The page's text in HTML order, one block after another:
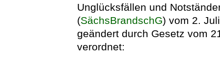
Unglücksfällen und
(SächsBrandschG) vom 2.
geändert durch Gesetz vom
verordnet: